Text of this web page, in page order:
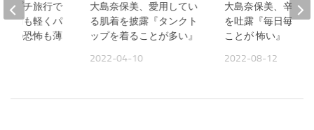
大島奈保美、愛用してい
る肌着を披露『タンクト
ップを着ることが多い』
2022-04-10
大島奈保美、辛い
を吐露『毎日毎日
ことが 怖い』
2022-08-12
、プチ旅行で
頭痛も軽くパ
への恐怖も薄